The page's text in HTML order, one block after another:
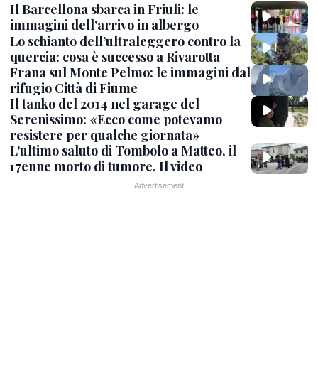
Il Barcellona sbarca in Friuli: le
immagini dell'arrivo in albergo
Lo schianto dell’ultraleggero contro la
quercia: cosa è successo a Rivarotta
Frana sul Monte Pelmo: le immagini dal
rifugio Città di Fiume
Il tanko del 2014 nel garage del
Serenissimo: «Ecco come potevamo
resistere per qualche giornata»
L'ultimo saluto di Tombolo a Matteo, il
17enne morto di tumore. Il video